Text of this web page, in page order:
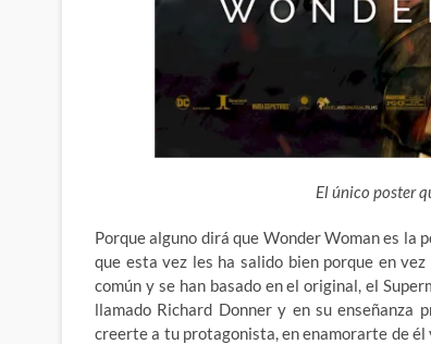
El único poster
Porque alguno dirá que Wonder Woman es la
que esta vez les ha salido bien porque en
común y se han basado en el original, el
llamado Richard Donner y en su enseñanza
creerte a tu protagonista, en enamorarte de él